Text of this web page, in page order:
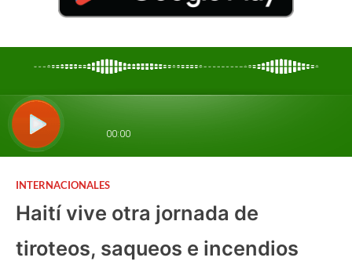
INTERNACIONALES
Haití vive otra jornada de
tiroteos, saqueos e incendios